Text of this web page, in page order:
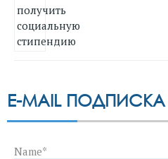
E-MAIL ПОДПИСКА
Name*